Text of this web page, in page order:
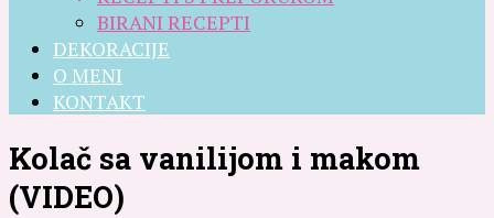
BIRANI RECEPTI
DEKORACIJE
O MENI
KONTAKT
Kolač sa vanilijom i makom
(VIDEO)